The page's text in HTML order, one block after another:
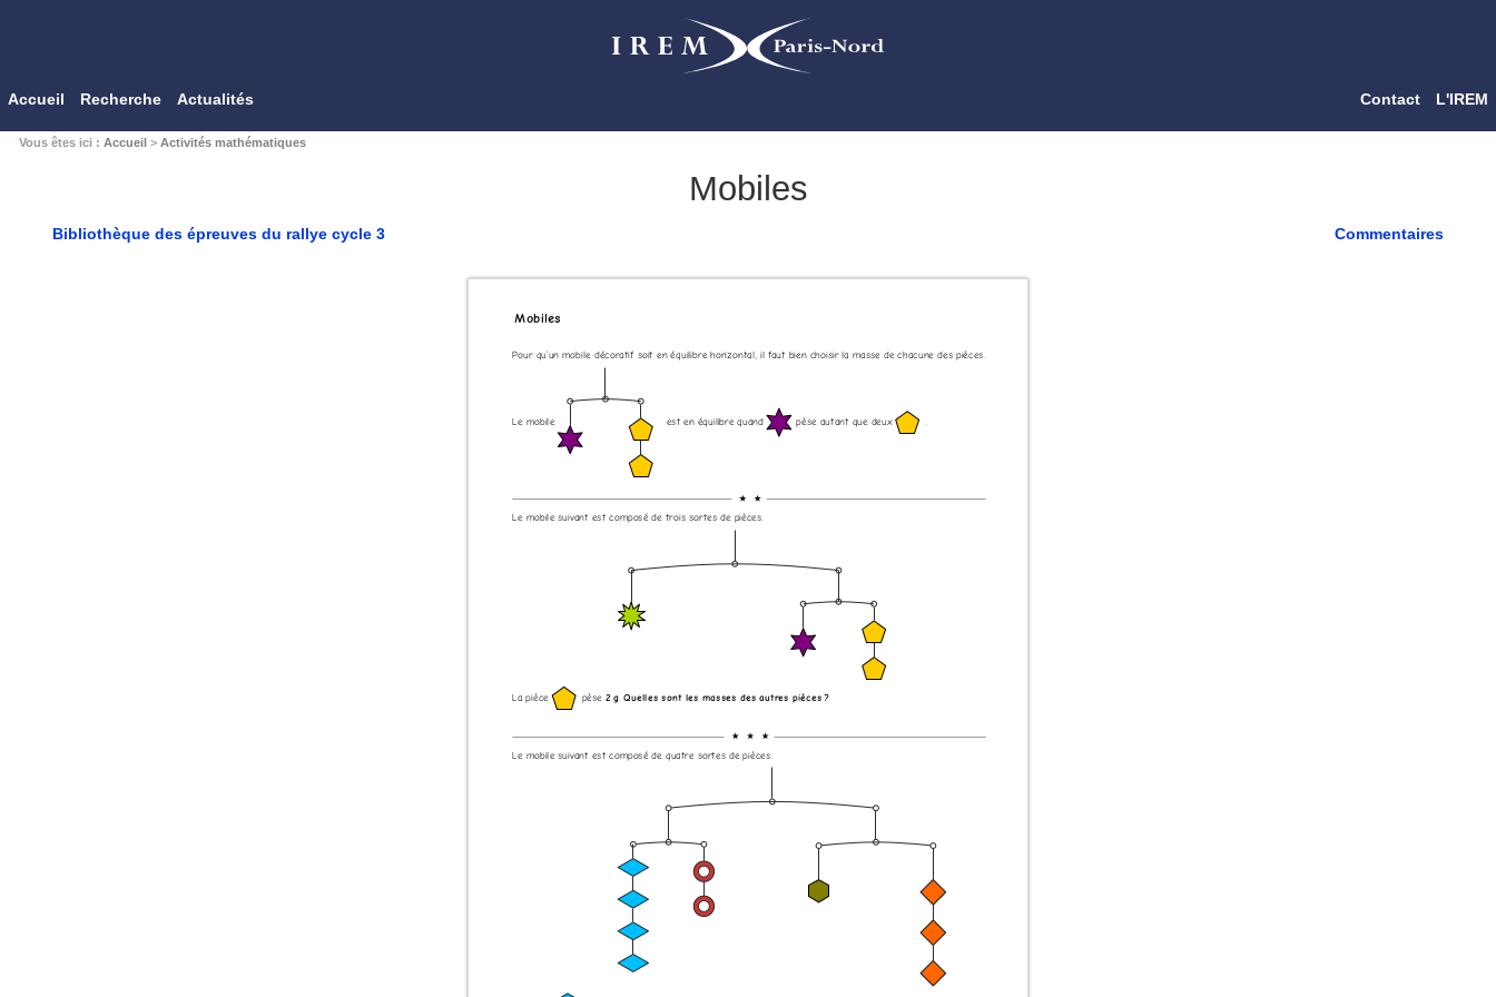
Accueil Recherche Actualités Contact L'IREM
Vous êtes ici : Accueil> Activités mathématiques
Mobiles
Commentaires
Bibliothèque des épreuves du rallye cycle 3